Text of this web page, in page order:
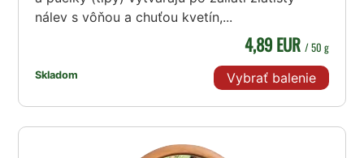
nálev s vôňou a chuťou kvetín,...
Skladom
4,89 EUR / 50 g
Vybrať balenie